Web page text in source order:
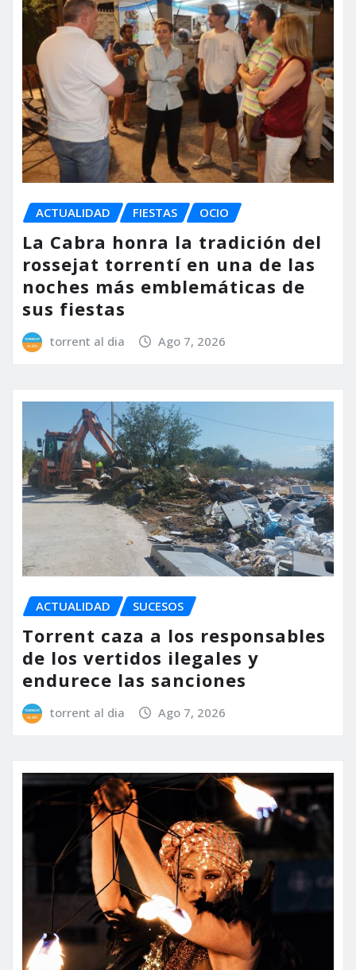
ACTUALIDAD FIESTAS OCIO
La Cabra honra la tradición del
rossejat torrentí en una de las
noches más emblemáticas de
sus fiestas
torrent al dia Ago 7, 2026
ACTUALIDAD SUCESOS
Torrent caza a los responsables
de los vertidos ilegales y
endurece las sanciones
torrent al dia Ago 7, 2026